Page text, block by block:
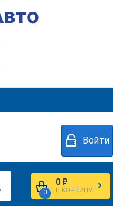
Войти
0
0 ₽
В КОРЗИНУ